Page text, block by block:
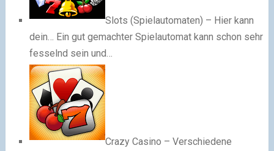
Slots (Spielautomaten) – Hier kann
dein…
Ein gut gemachter Spielautomat kann schon sehr
fesselnd sein und…
Crazy Casino – Verschiedene